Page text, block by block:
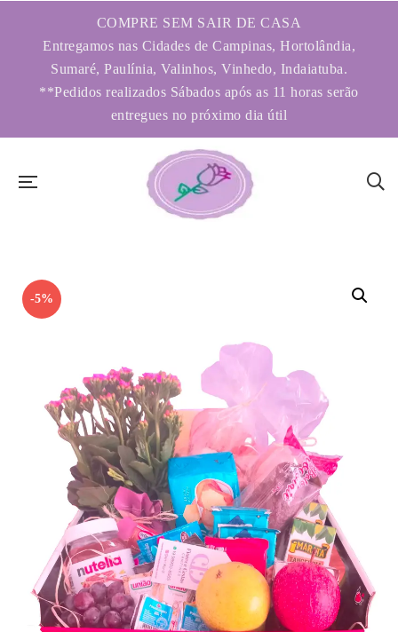
COMPRE SEM SAIR DE CASA
Entregamos nas Cidades de Campinas, Hortolândia,
Sumaré, Paulínia, Valinhos, Vinhedo, Indaiatuba.
**Pedidos realizados Sábados após as 11 horas serão
entregues no próximo dia útil
-5%